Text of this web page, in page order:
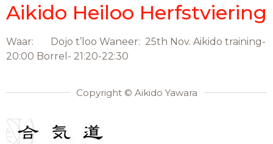
Aikido Heiloo Herfstviering
Waar: Dojo t’loo Waneer: 25th Nov. Aikido training-
20:00 Borrel- 21:20-22:30
Copyright © Aikido Yawara